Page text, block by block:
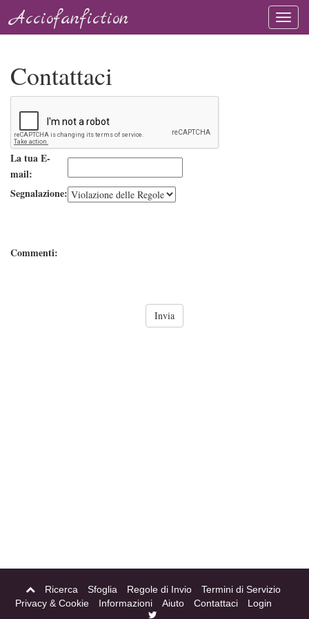
Acciofanfiction
Contattaci
La tua E-
mail:
Segnalazione:
Commenti:
Ricerca Sfoglia Regole di Invio
Termini di Servizio
Privacy & Cookie
Informazioni Aiuto Contattaci Login